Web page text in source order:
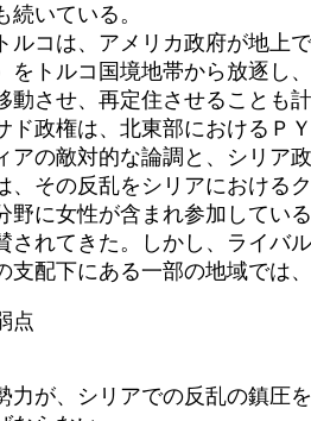
いている。
コは、アメリカ政府が地上
をトルコ国境地帯から放逐し
動させ、再定住させることも計
政権は、北東部におけるＰ
アの敵対的な論調と、シリア
その反乱をシリアにおける
野に女性が含まれ参加してい
されてきた。しかし、ライバ
支配下にある一部の地域では
点
が、シリアでの反乱の鎮圧